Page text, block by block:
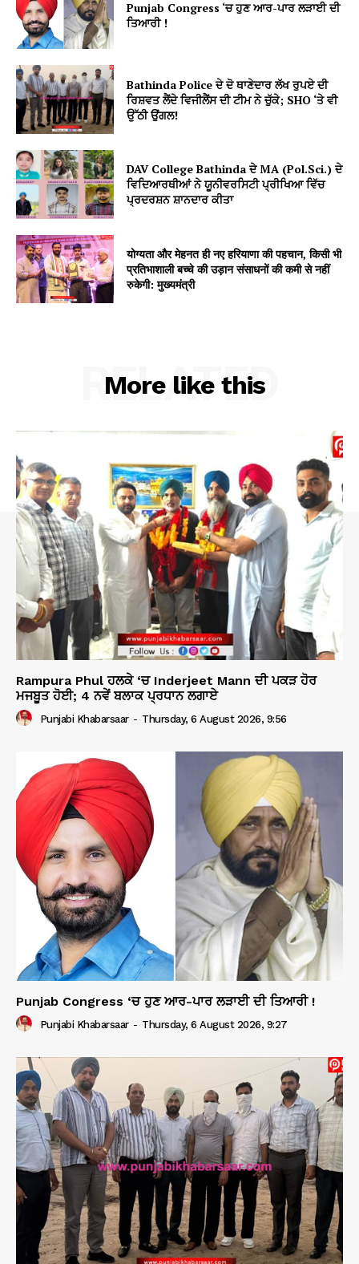
Punjab Congress ‘ਚ ਹੁਣ ਆਰ-ਪਾਰ ਲੜਾਈ ਦੀ
ਤਿਆਰੀ !
Bathinda Police ਦੇ ਦੋ ਥਾਣੇਦਾਰ ਲੱਖ ਰੁਪਏ ਦੀ
ਰਿਸ਼ਵਤ ਲੈਂਦੇ ਵਿਜੀਲੈਂਸ ਦੀ ਟੀਮ ਨੇ ਚੁੱਕੇ; SHO ‘ਤੇ ਵੀ
ਉੱਠੀ ਉਂਗਲ!
DAV College Bathinda ਦੇ MA (Pol.Sci.) ਦੇ
ਵਿਦਿਆਰਥੀਆਂ ਨੇ ਯੂਨੀਵਰਸਿਟੀ ਪ੍ਰੀਖਿਆ ਵਿੱਚ
ਪ੍ਰਦਰਸ਼ਨ ਸ਼ਾਨਦਾਰ ਕੀਤਾ
योग्यता और मेहनत ही नए हरियाणा की पहचान, किसी भी
प्रतिभाशाली बच्चे की उड़ान संसाधनों की कमी से नहीं
रुकेगी: मुख्यमंत्री
More like this
RELATED
Rampura Phul ਹਲਕੇ ‘ਚ Inderjeet Mann ਦੀ ਪਕੜ ਹੋਰ
ਮਜਬੂਤ ਹੋਈ; 4 ਨਵੇਂ ਬਲਾਕ ਪ੍ਰਧਾਨ ਲਗਾਏ
Punjabi Khabarsaar - Thursday, 6 August 2026, 9:56
Punjab Congress ‘ਚ ਹੁਣ ਆਰ-ਪਾਰ ਲੜਾਈ ਦੀ ਤਿਆਰੀ !
Punjabi Khabarsaar - Thursday, 6 August 2026, 9:27